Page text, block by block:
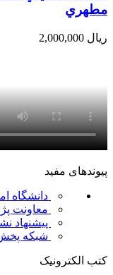
مطهري
ریال
پیوندهای مفید
دانشگاه
معاونت
پیشنهاد
شبکه پخش
کتب الکترونیک